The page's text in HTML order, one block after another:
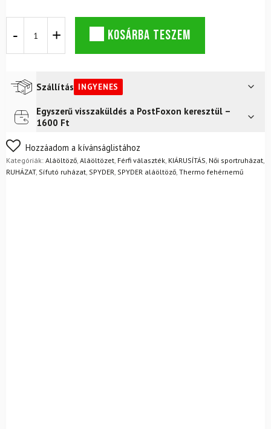
termoszett
KOSÁRBA TESZEM
Szállítás INGYENES
Futár a címreIngyenes
FoxPost
Egyszerű visszaküldés a PostFoxon keresztül –
1600 Ft
Nem biztos a választásában? Semmi gond – a terméket
egyszerűen visszaküldheti 14 napon belül, indoklás nélkül.
Mik a visszaküldés feltételei?
Hozzáadom a kívánságlistához
Kategóriák: Aláöltöző, Aláöltözet, Férfi választék, KIÁRUSÍTÁS, Női sportruházat,
RUHÁZAT, Sífutó ruházat, SPYDER, SPYDER aláöltöző, Thermo fehérnemű